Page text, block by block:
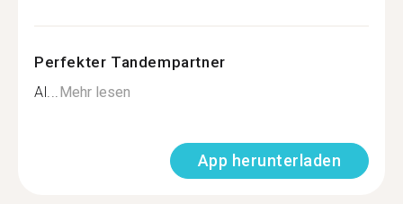
Perfekter Tandempartner
Al...Mehr lesen
App herunterladen